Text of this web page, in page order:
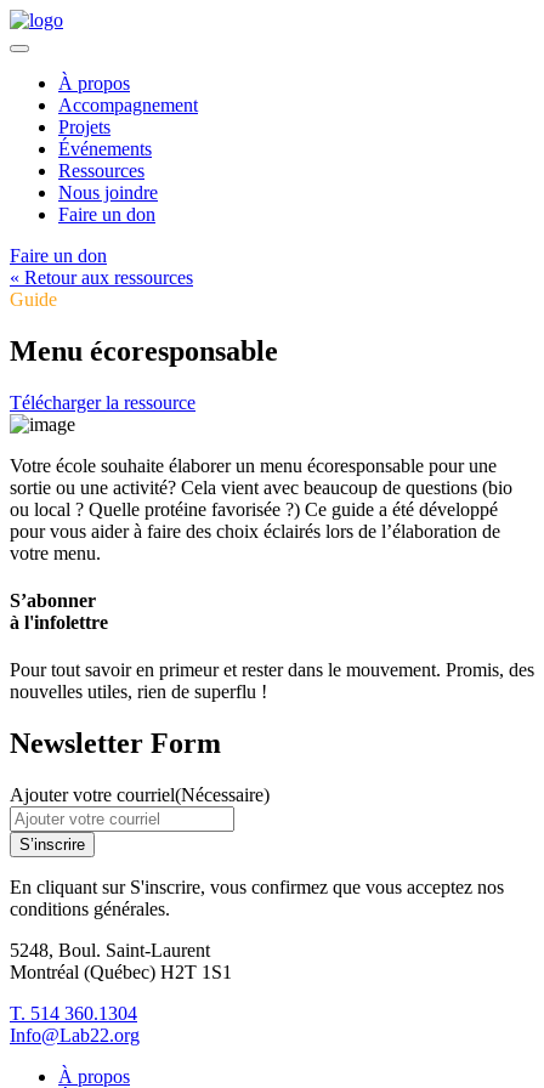
À propos
Accompagnement
Projets
Événements
Ressources
Nous joindre
Faire un don
Faire un don
« Retour aux ressources
Guide
Menu écoresponsable
Télécharger la ressource
Votre école souhaite élaborer un menu écoresponsable pour une
sortie ou une activité? Cela vient avec beaucoup de questions (bio
ou local ? Quelle protéine favorisée ?) Ce guide a été développé
pour vous aider à faire des choix éclairés lors de l’élaboration de
votre menu.
S’abonner
à l'infolettre
Pour tout savoir en primeur et rester dans le mouvement. Promis, des
nouvelles utiles, rien de superflu !
Newsletter Form
Ajouter votre courriel(Nécessaire)
S’inscrire
En cliquant sur S'inscrire, vous confirmez que vous acceptez nos
conditions générales.
5248, Boul. Saint-Laurent
Montréal (Québec) H2T 1S1
T. 514 360.1304
Info@Lab22.org
À propos